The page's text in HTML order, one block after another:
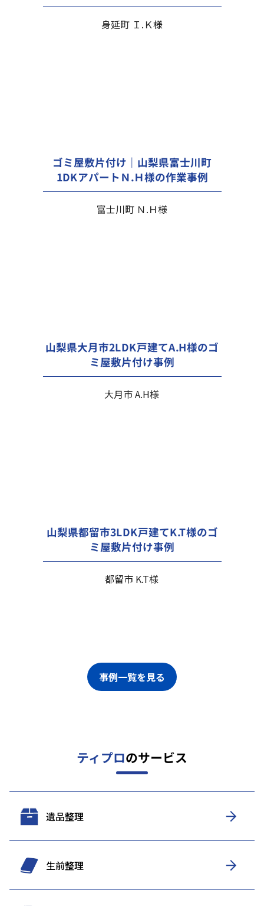
身延町 Ｉ.Ｋ様
ゴミ屋敷片付け｜山梨県富士川町
1DKアパートＮ.Ｈ様の作業事例
富士川町 Ｎ.Ｈ様
山梨県大月市2LDK戸建てA.H様のゴ
ミ屋敷片付け事例
大月市 A.H様
山梨県都留市3LDK戸建てK.T様のゴ
ミ屋敷片付け事例
都留市 K.T様
事例一覧を見る
ティプロのサービス
遺品整理
生前整理